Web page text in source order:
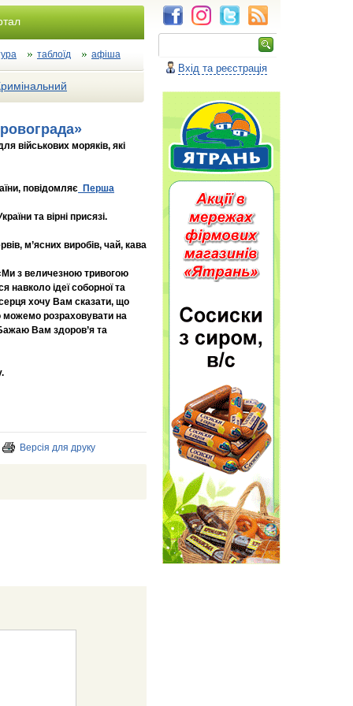
таблоїд афіша
військових моряків, які
повідомляє Перша
та вірні присязі.
м’ясних виробів, чай, кава
з величезною тривогою
навколо ідеї соборної та
хочу Вам сказати, що
можемо розраховувати на
Вам здоров’я та
Версія для друку
Вхід та реєстрація